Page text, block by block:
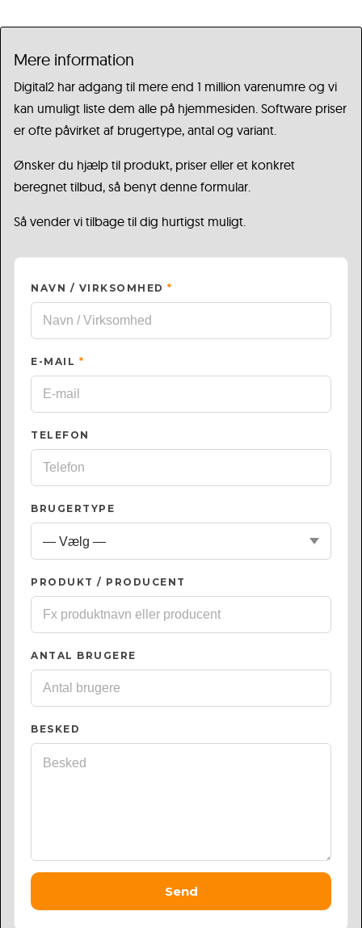
Mere information
Digital2 har adgang til mere end 1 million varenumre og vi
kan umuligt liste dem alle på hjemmesiden. Software priser
er ofte påvirket af brugertype, antal og variant.
Ønsker du hjælp til produkt, priser eller et konkret
beregnet tilbud, så benyt denne formular.
Så vender vi tilbage til dig hurtigst muligt.
NAVN / VIRKSOMHED *
E-MAIL *
TELEFON
BRUGERTYPE
PRODUKT / PRODUCENT
ANTAL BRUGERE
BESKED
Send